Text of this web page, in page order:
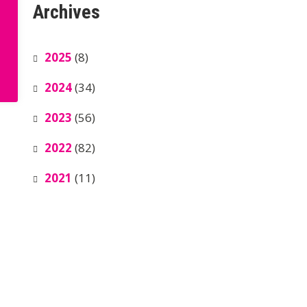
Archives
2025 (8)
2024(34)
2023 (56)
2022 (82)
2021 (11)